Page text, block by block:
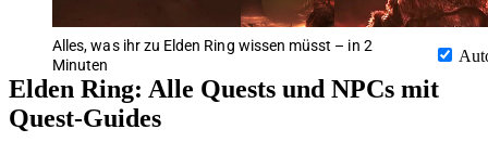
Alles, was ihr zu Elden Ring wissen müsst – in 2
Minuten
Elden Ring: Alle Quests und NPCs mit
Quest-Guides